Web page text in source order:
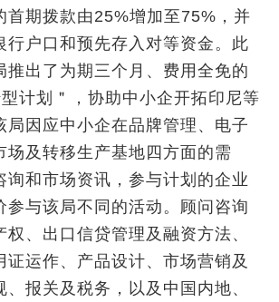
首期拨款由25%增加至75%，并
行户口和预先存入对等资金。此
推出了为期三个月、费用全免的
计划＂，协助中小企开拓印尼等
局因应中小企在品牌管理、电子
场及转移生产基地四方面的需
询和市场资讯，参与计划的企业
参与该局不同的活动。顾问咨询
、出口信贷管理及融资方法、
证运作、产品设计、市场营销及
报关及税务，以及中国内地、